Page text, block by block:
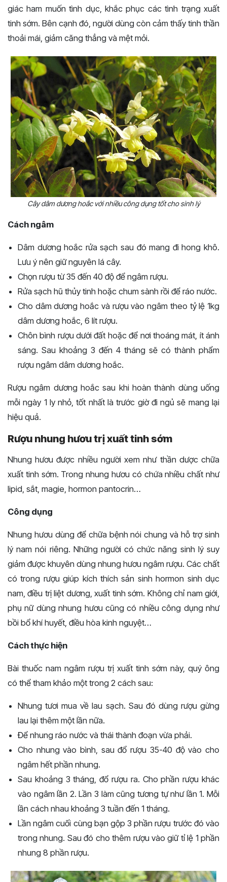
giác ham muốn tình dục, khắc phục các tình trạng xuất
tinh sớm. Bên cạnh đó, người dùng còn cảm thấy tinh thần
thoải mái, giảm căng thẳng và mệt mỏi.
Cây dâm dương hoắc với nhiều công dụng tốt cho sinh lý
Cách ngâm
Dâm dương hoắc rửa sạch sau đó mang đi hong khô.
Lưu ý nên giữ nguyên lá cây.
Chọn rượu từ 35 đến 40 độ để ngâm rượu.
Rửa sạch hũ thủy tinh hoặc chum sành rồi để ráo nước.
Cho dâm dương hoắc và rượu vào ngâm theo tỷ lệ 1kg
dâm dương hoắc, 6 lít rượu.
Chôn bình rượu dưới đất hoặc để nơi thoáng mát, ít ánh
sáng. Sau khoảng 3 đến 4 tháng sẽ có thành phẩm
rượu ngâm dâm dương hoắc.
Rượu ngâm dương hoắc sau khi hoàn thành dùng uống
mỗi ngày 1 ly nhỏ, tốt nhất là trước giờ đi ngủ sẽ mang lại
hiệu quả.
Rượu nhung hươu trị xuất tinh sớm
Nhung hươu được nhiều người xem như thần dược chữa
xuất tinh sớm. Trong nhung hươu có chứa nhiều chất như
lipid, sắt, magie, hormon pantocrin…
Công dụng
Nhung hươu dùng để chữa bệnh nói chung và hỗ trợ sinh
lý nam nói riêng. Những người có chức năng sinh lý suy
giảm được khuyên dùng nhung hươu ngâm rượu. Các chất
có trong rượu giúp kích thích sản sinh hormon sinh dục
nam, điều trị liệt dương, xuất tinh sớm. Không chỉ nam giới,
phụ nữ dùng nhung hươu cũng có nhiều công dụng như
bồi bổ khí huyết, điều hòa kinh nguyệt…
Cách thực hiện
Bài thuốc nam ngâm rượu trị xuất tinh sớm này, quý ông
có thể tham khảo một trong 2 cách sau:
Nhung tươi mua về lau sạch. Sau đó dùng rượu gừng
lau lại thêm một lần nữa.
Để nhung ráo nước và thái thành đoạn vừa phải.
Cho nhung vào bình, sau đổ rượu 35-40 độ vào cho
ngâm hết phần nhung.
Sau khoảng 3 tháng, đổ rượu ra. Cho phần rượu khác
vào ngâm lần 2. Lần 3 làm cũng tương tự như lần 1. Mỗi
lần cách nhau khoảng 3 tuần đến 1 tháng.
Lần ngâm cuối cùng bạn gộp 3 phần rượu trước đó vào
trong nhung. Sau đó cho thêm rượu vào giữ tỉ lệ 1 phần
nhung 8 phần rượu.